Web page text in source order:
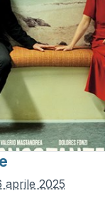
aprile 2025